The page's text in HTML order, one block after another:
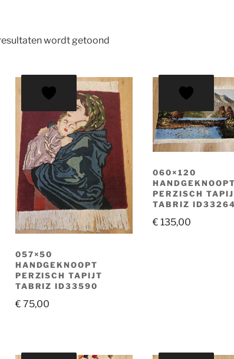
wordt getoond
057×50
HANDGEKNOOPT
PERZISCH TAPIJT
TABRIZ ID33590
€ 75,00
060×120
HANDGEKNOOPT
PERZISCH
TABRIZ ID33264
€ 135,00